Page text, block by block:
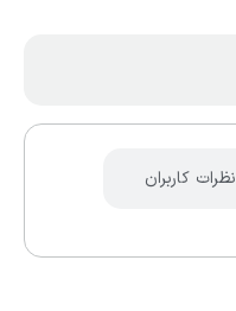
نظرات کاربران